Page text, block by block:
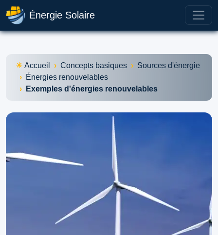
Énergie Solaire
Accueil Concepts basiques
Sources d'énergie
Énergies renouvelables
Exemples d'énergies renouvelables